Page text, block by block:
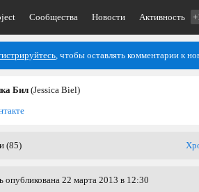
Сообщества Новости Активность
, чтобы оставлять комментарии к
Бил(Jessica Biel)
(85)
опубликована 22 марта 2013 в 12:30